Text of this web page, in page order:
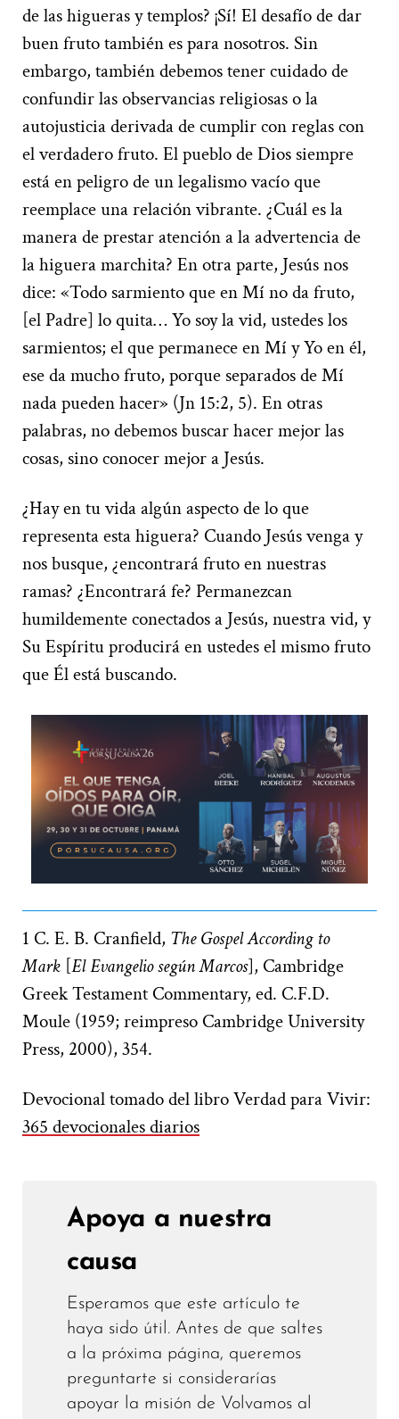
de las higueras y templos? ¡Sí! El desafío de dar
buen fruto también es para nosotros. Sin
embargo, también debemos tener cuidado de
confundir las observancias religiosas o la
autojusticia derivada de cumplir con reglas con
el verdadero fruto. El pueblo de Dios siempre
está en peligro de un legalismo vacío que
reemplace una relación vibrante. ¿Cuál es la
manera de prestar atención a la advertencia de
la higuera marchita? En otra parte, Jesús nos
dice: «Todo sarmiento que en Mí no da fruto,
[el Padre] lo quita… Yo soy la vid, ustedes los
sarmientos; el que permanece en Mí y Yo en él,
ese da mucho fruto, porque separados de Mí
nada pueden hacer» (Jn 15:2, 5). En otras
palabras, no debemos buscar hacer mejor las
cosas, sino conocer mejor a Jesús.
¿Hay en tu vida algún aspecto de lo que
representa esta higuera? Cuando Jesús venga y
nos busque, ¿encontrará fruto en nuestras
ramas? ¿Encontrará fe? Permanezcan
humildemente conectados a Jesús, nuestra vid, y
Su Espíritu producirá en ustedes el mismo fruto
que Él está buscando.
1 C. E. B. Cranfield, The Gospel According to
Mark [El Evangelio según Marcos], Cambridge
Greek Testament Commentary, ed. C.F.D.
Moule (1959; reimpreso Cambridge University
Press, 2000), 354.
Devocional tomado del libro Verdad para Vivir:
365 devocionales diarios
Apoya a nuestra
causa
Esperamos que este artículo te
haya sido útil. Antes de que saltes
a la próxima página, queremos
preguntarte si considerarías
apoyar la misión de Volvamos al